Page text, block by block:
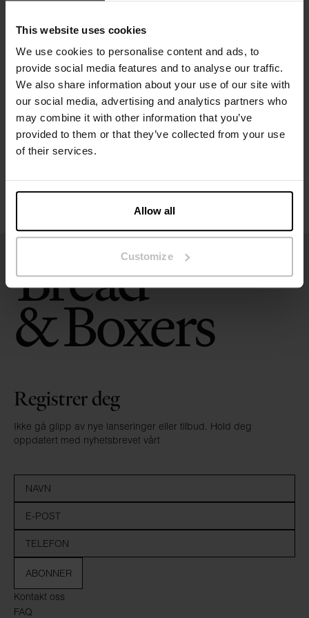
This website uses cookies
We use cookies to personalise content and ads, to
provide social media features and to analyse our traffic.
We also share information about your use of our site with
our social media, advertising and analytics partners who
may combine it with other information that you’ve
provided to them or that they’ve collected from your use
of their services.
Allow all
Customize
Spesifikasjon
Størrelsesguide
Vaskeinstruksjoner
Anmeldelser
Kontakt oss
FAQ
Registrer deg
Ikke gå glipp av nye lanseringer eller tilbud. Hold deg
oppdatert med nyhetsbrevet vårt
ABONNER